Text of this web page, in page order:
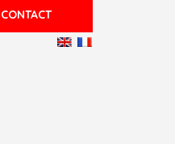
CONTACT